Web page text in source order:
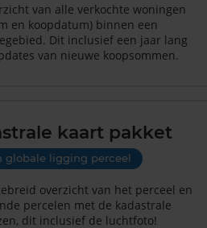
van alle verkochte woningen
en koopdatum) binnen een
Dit inclusief een jaar lang
van nieuwe koopsommen.
kaart pakket
globale ligging perceel
overzicht van het perceel en
percelen met de kadastrale
dit inclusief de luchtfoto!